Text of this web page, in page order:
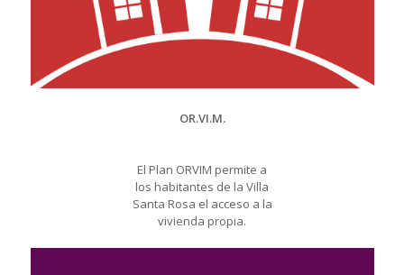
OR.VI.M.
El Plan ORVIM permite a
los habitantes de la Villa
Santa Rosa el acceso a la
vivienda propia.